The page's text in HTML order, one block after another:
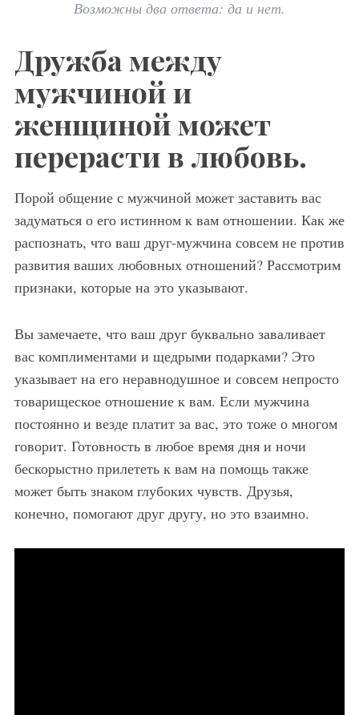
Возможны два ответа: да и нет.
Дружба между
мужчиной и
женщиной может
перерасти в любовь.
Порой общение с мужчиной может заставить вас
задуматься о его истинном к вам отношении. Как же
распознать, что ваш друг-мужчина совсем не против
развития ваших любовных отношений? Рассмотрим
признаки, которые на это указывают.
Вы замечаете, что ваш друг буквально заваливает
вас комплиментами и щедрыми подарками? Это
указывает на его неравнодушное и совсем непросто
товарищеское отношение к вам. Если мужчина
постоянно и везде платит за вас, это тоже о многом
говорит. Готовность в любое время дня и ночи
бескорыстно прилететь к вам на помощь также
может быть знаком глубоких чувств. Друзья,
конечно, помогают друг другу, но это взаимно.